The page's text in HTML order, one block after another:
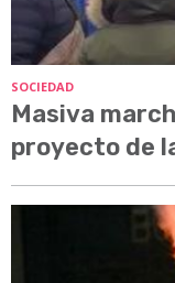
SOCIEDAD
Masiva
proyecto de